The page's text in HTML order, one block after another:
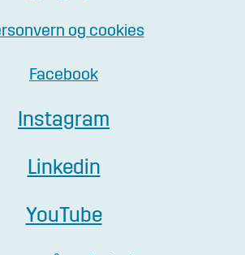
og cookies
Facebook
Instagram
Linkedin
YouTube